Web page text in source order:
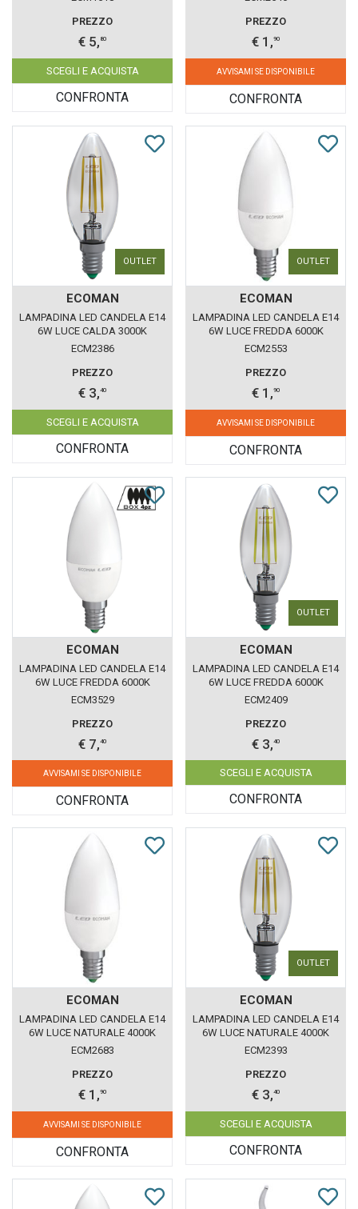
PREZZO
€ 5, 80
SCEGLI E ACQUISTA
CONFRONTA
PREZZO
€ 1,90
AVVISAMI SE DISPONIBILE
CONFRONTA
OUTLET
ECOMAN
LAMPADINA LED CANDELA E14
6W LUCE CALDA 3000K
ECOMAN VETRO TRASPARENTE
ECM2386
PREZZO
€ 3,40
SCEGLI E ACQUISTA
CONFRONTA
OUTLET
ECOMAN
LAMPADINA LED CANDELA E14
6W LUCE FREDDA 6000K
ECOMAN VETRO GHIACCIO
ECM2553
PREZZO
€ 1,90
AVVISAMI SE DISPONIBILE
CONFRONTA
ECOMAN
LAMPADINA LED CANDELA E14
6W LUCE FREDDA 6000K
ECOMAN VETRO GHIACCIO
ECM3529
PREZZO
€ 7,40
AVVISAMI SE DISPONIBILE
CONFRONTA
OUTLET
ECOMAN
LAMPADINA LED CANDELA E14
6W LUCE FREDDA 6000K
ECOMAN VETRO TRASPARENTE
ECM2409
PREZZO
€ 3,40
SCEGLI E ACQUISTA
CONFRONTA
ECOMAN
LAMPADINA LED CANDELA E14
6W LUCE NATURALE 4000K
ECOMAN VETRO GHIACCIO
ECM2683
PREZZO
€ 1,90
AVVISAMI SE DISPONIBILE
CONFRONTA
OUTLET
ECOMAN
LAMPADINA LED CANDELA E14
6W LUCE NATURALE 4000K
ECOMAN VETRO TRASPARENTE
ECM2393
PREZZO
€ 3,40
SCEGLI E ACQUISTA
CONFRONTA